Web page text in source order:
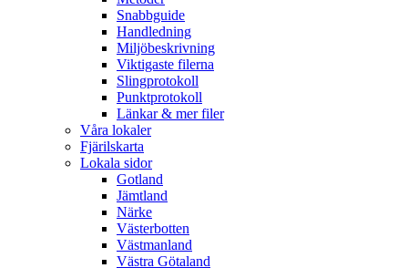
Snabbguide
Handledning
Miljöbeskrivning
Viktigaste filerna
Slingprotokoll
Punktprotokoll
Länkar & mer filer
Våra lokaler
Fjärilskarta
Lokala sidor
Gotland
Jämtland
Närke
Västerbotten
Västmanland
Västra Götaland